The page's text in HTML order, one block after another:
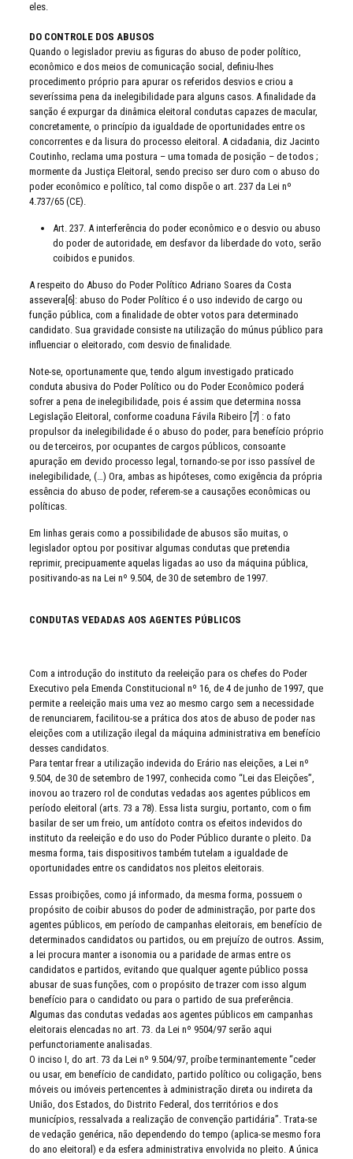
eles.
DO CONTROLE DOS ABUSOS
Quando o legislador previu as figuras do abuso de poder político,
econômico e dos meios de comunicação social, definiu-lhes
procedimento próprio para apurar os referidos desvios e criou a
severíssima pena da inelegibilidade para alguns casos. A finalidade da
sanção é expurgar da dinâmica eleitoral condutas capazes de macular,
concretamente, o princípio da igualdade de oportunidades entre os
concorrentes e da lisura do processo eleitoral. A cidadania, diz Jacinto
Coutinho, reclama uma postura – uma tomada de posição – de todos ;
mormente da Justiça Eleitoral, sendo preciso ser duro com o abuso do
poder econômico e político, tal como dispõe o art. 237 da Lei nº
4.737/65 (CE).
Art. 237. A interferência do poder econômico e o desvio ou abuso
do poder de autoridade, em desfavor da liberdade do voto, serão
coibidos e punidos.
A respeito do Abuso do Poder Político Adriano Soares da Costa
assevera[6]: abuso do Poder Político é o uso indevido de cargo ou
função pública, com a finalidade de obter votos para determinado
candidato. Sua gravidade consiste na utilização do múnus público para
influenciar o eleitorado, com desvio de finalidade.
Note-se, oportunamente que, tendo algum investigado praticado
conduta abusiva do Poder Político ou do Poder Econômico poderá
sofrer a pena de inelegibilidade, pois é assim que determina nossa
Legislação Eleitoral, conforme coaduna Fávila Ribeiro [7] : o fato
propulsor da inelegibilidade é o abuso do poder, para benefício próprio
ou de terceiros, por ocupantes de cargos públicos, consoante
apuração em devido processo legal, tornando-se por isso passível de
inelegibilidade, (…) Ora, ambas as hipóteses, como exigência da própria
essência do abuso de poder, referem-se a causações econômicas ou
políticas.
Em linhas gerais como a possibilidade de abusos são muitas, o
legislador optou por positivar algumas condutas que pretendia
reprimir, precipuamente aquelas ligadas ao uso da máquina pública,
positivando-as na Lei nº 9.504, de 30 de setembro de 1997.
CONDUTAS VEDADAS AOS AGENTES PÚBLICOS
Com a introdução do instituto da reeleição para os chefes do Poder
Executivo pela Emenda Constitucional nº 16, de 4 de junho de 1997, que
permite a reeleição mais uma vez ao mesmo cargo sem a necessidade
de renunciarem, facilitou-se a prática dos atos de abuso de poder nas
eleições com a utilização ilegal da máquina administrativa em benefício
desses candidatos.
Para tentar frear a utilização indevida do Erário nas eleições, a Lei nº
9.504, de 30 de setembro de 1997, conhecida como “Lei das Eleições”,
inovou ao trazero rol de condutas vedadas aos agentes públicos em
período eleitoral (arts. 73 a 78). Essa lista surgiu, portanto, com o fim
basilar de ser um freio, um antídoto contra os efeitos indevidos do
instituto da reeleição e do uso do Poder Público durante o pleito. Da
mesma forma, tais dispositivos também tutelam a igualdade de
oportunidades entre os candidatos nos pleitos eleitorais.
Essas proibições, como já informado, da mesma forma, possuem o
propósito de coibir abusos do poder de administração, por parte dos
agentes públicos, em período de campanhas eleitorais, em benefício de
determinados candidatos ou partidos, ou em prejuízo de outros. Assim,
a lei procura manter a isonomia ou a paridade de armas entre os
candidatos e partidos, evitando que qualquer agente público possa
abusar de suas funções, com o propósito de trazer com isso algum
benefício para o candidato ou para o partido de sua preferência.
Algumas das condutas vedadas aos agentes públicos em campanhas
eleitorais elencadas no art. 73. da Lei nº 9504/97 serão aqui
perfunctoriamente analisadas.
O inciso I, do art. 73 da Lei nº 9.504/97, proíbe terminantemente “ceder
ou usar, em benefício de candidato, partido político ou coligação, bens
móveis ou imóveis pertencentes à administração direta ou indireta da
União, dos Estados, do Distrito Federal, dos territórios e dos
municípios, ressalvada a realização de convenção partidária”. Trata-se
de vedação genérica, não dependendo do tempo (aplica-se mesmo fora
do ano eleitoral) e da esfera administrativa envolvida no pleito. A única